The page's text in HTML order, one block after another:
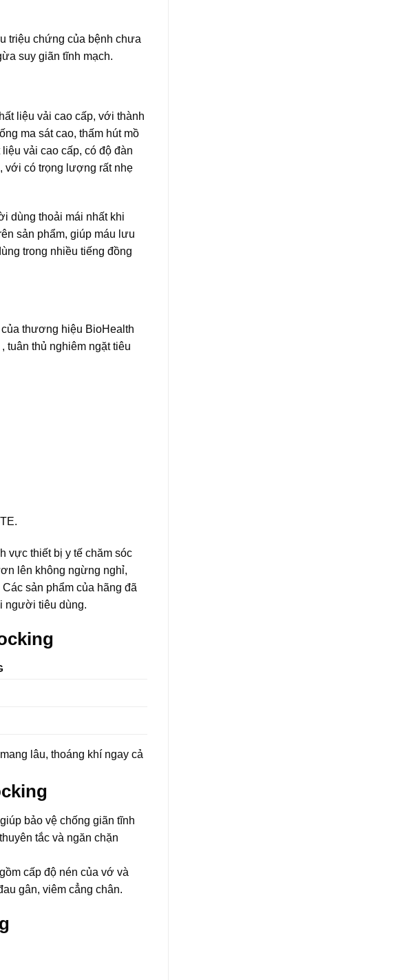
triệu chứng của bệnh chưa
suy giãn tĩnh mạch.
liệu vải cao cấp, với thành
ma sát cao, thấm hút mồ
vải cao cấp, có độ đàn
với có trọng lượng rất nhẹ
dùng thoải mái nhất khi
sản phẩm, giúp máu lưu
trong nhiều tiếng đồng
thương hiệu BioHealth
tuân thủ nghiêm ngặt tiêu
vực thiết bị y tế chăm sóc
lên không ngừng nghỉ,
sản phẩm của hãng đã
người tiêu dùng.
lâu, thoáng khí ngay cả
bảo vệ chống giãn tĩnh
tắc và ngăn chặn
cấp độ nén của vớ và
gân, viêm cẳng chân.